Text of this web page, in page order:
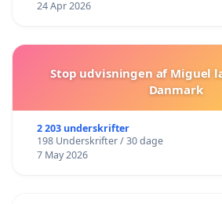
24 Apr 2026
Stop udvisningen af Miguel
Danmark
2 203 underskrifter
198 Underskrifter / 30 dage
7 May 2026